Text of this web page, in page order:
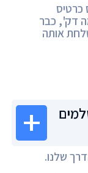
כרטיס
דק', כבר
אותה
שלנו.